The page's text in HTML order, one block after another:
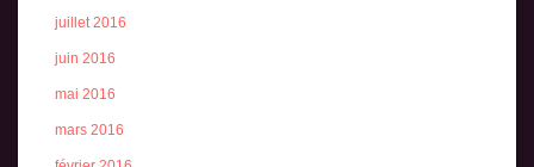
juillet 2016
juin 2016
mai 2016
mars 2016